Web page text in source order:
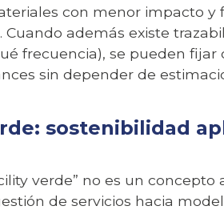
con menor impacto y
Cuando además existe
frecuencia), se pueden fijar
sin depender de
sostenibilidad
verde” no es un concepto
de servicios hacia